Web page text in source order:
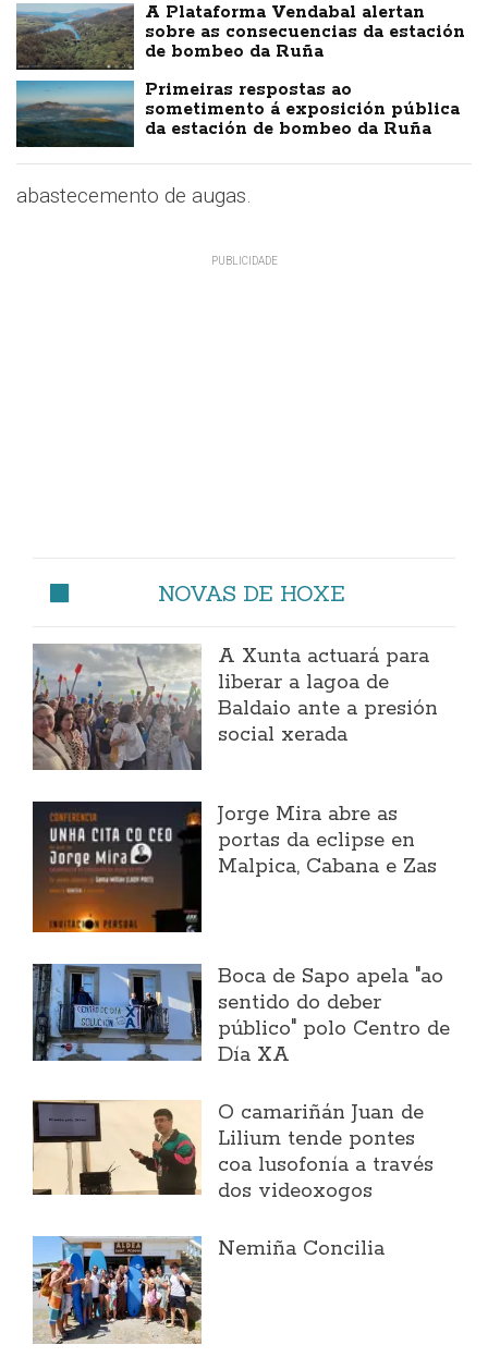
A Plataforma Vendabal alertan
sobre as consecuencias da estación
de bombeo da Ruña
Primeiras respostas ao
sometimento á exposición pública
da estación de bombeo da Ruña
abastecemento de augas.
NOVAS DE HOXE
A Xunta actuará para
liberar a lagoa de
Baldaio ante a presión
social xerada
Jorge Mira abre as
portas da eclipse en
Malpica, Cabana e Zas
Boca de Sapo apela "ao
sentido do deber
público" polo Centro de
Día XA
O camariñán Juan de
Lilium tende pontes
coa lusofonía a través
dos videoxogos
Nemiña Concilia